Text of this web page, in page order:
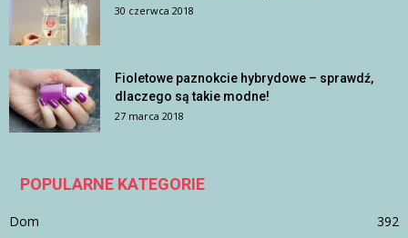
30 czerwca 2018
Fioletowe paznokcie hybrydowe – sprawdź,
dlaczego są takie modne!
27 marca 2018
POPULARNE KATEGORIE
Dom
392